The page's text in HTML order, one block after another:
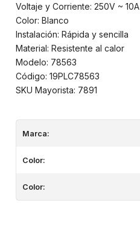
Voltaje y Corriente: 250V ~ 10A
Color: Blanco
Instalación: Rápida y sencilla
Material: Resistente al calor
Modelo: 78563
Código: 19PLC78563
SKU Mayorista: 7891
Marca:
Color:
Color: